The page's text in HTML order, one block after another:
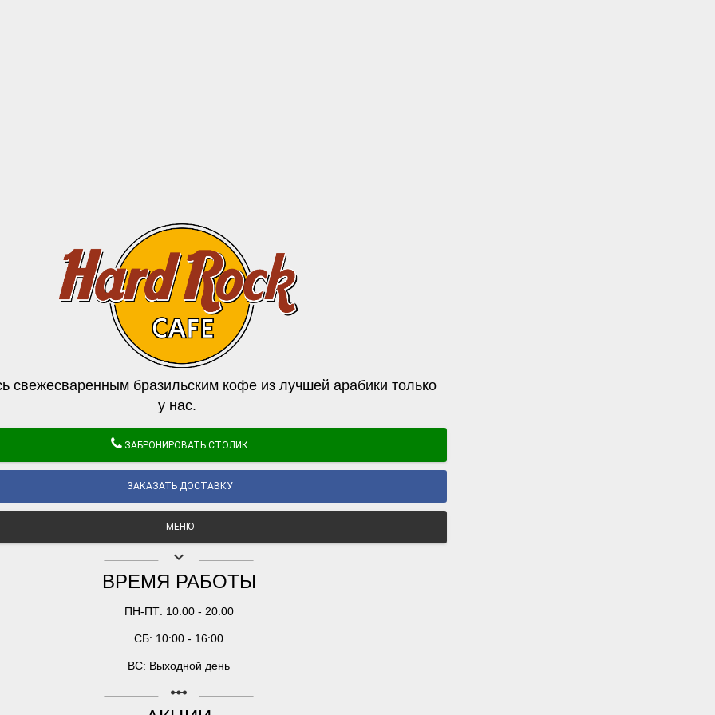
свежесваренным бразильским кофе из лучшей арабики только
у нас.
ЗАБРОНИРОВАТЬ СТОЛИК
ЗАКАЗАТЬ ДОСТАВКУ
МЕНЮ
keyboard_arrow_down
ВРЕМЯ РАБОТЫ
ПН-ПТ: 10:00 - 20:00
СБ: 10:00 - 16:00
ВС: Выходной день
linear_scale